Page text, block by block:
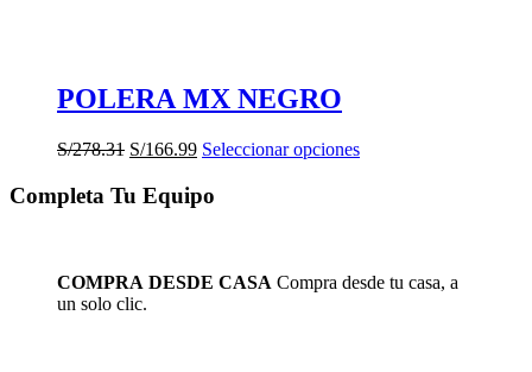
POLERA MX NEGRO
S/278.31 El
original
S/166.99El
actual
es:
Seleccionar opcionesEste
opciones
Completa Tu Equipo
COMPRA DESDE CASA Compra desde tu casa, a
un solo clic.